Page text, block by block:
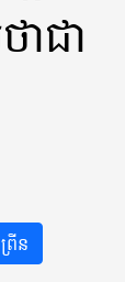
ជា
ព្រីន